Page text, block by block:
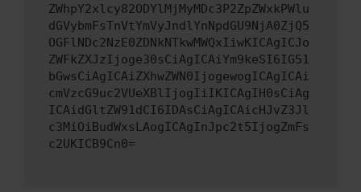
ZWhpY2xlcy82ODYlMjMyMDc3P2ZpZWxkPWlu
dGVybmFsTnVtYmVyJndlYnNpdGU9NjA0ZjQ5
OGFlNDc2NzE0ZDNkNTkwMWQxIiwKICAgICJo
ZWFkZXJzIjoge30sCiAgICAiYm9keSI6IG51
bGwsCiAgICAiZXhwZWN0IjogewogICAgICAi
cmVzcG9uc2VUeXBlIjogIiIKICAgIH0sCiAg
ICAidGltZW91dCI6IDAsCiAgICAicHJvZ3Jl
c3MiOiBudWxsLAogICAgInJpc2t5IjogZmFs
c2UKICB9Cn0=